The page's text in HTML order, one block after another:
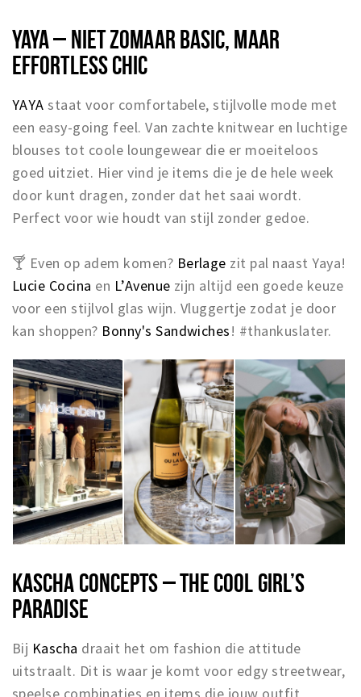
YAYA – NIET ZOMAAR BASIC, MAAR
EFFORTLESS CHIC
YAYA staat voor comfortabele, stijlvolle mode met
een easy-going feel. Van zachte knitwear en luchtige
blouses tot coole loungewear die er moeiteloos
goed uitziet. Hier vind je items die je de hele week
door kunt dragen, zonder dat het saai wordt.
Perfect voor wie houdt van stijl zonder gedoe.
🍸 Even op adem komen? Berlage zit pal naast Yaya!
Lucie Cocina en L’Avenue zijn altijd een goede keuze
voor een stijlvol glas wijn. Vluggertje zodat je door
kan shoppen? Bonny's Sandwiches! #thankuslater.
KASCHA CONCEPTS – THE COOL GIRL’S
PARADISE
Bij Kascha draait het om fashion die attitude
uitstraalt. Dit is waar je komt voor edgy streetwear,